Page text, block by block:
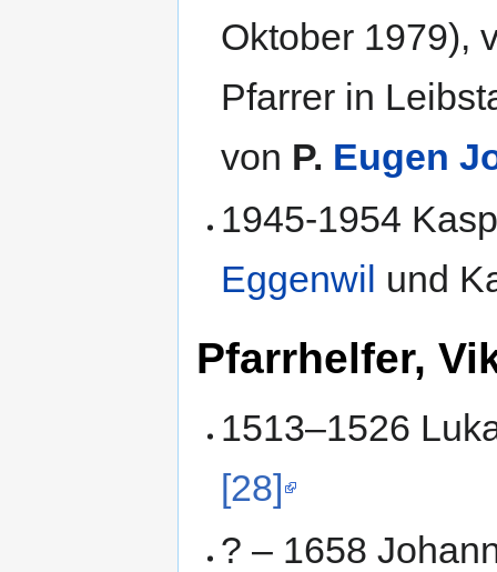
Oktober 1979),
Pfarrer in
von P. Eugen
1945-1954
Eggenwil und
Pfarrhelfer,
1513–1526
[28]
? – 1658